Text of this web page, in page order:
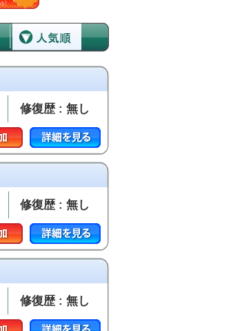
修復歴 : 無し
修復歴 : 無し
修復歴 : 無し